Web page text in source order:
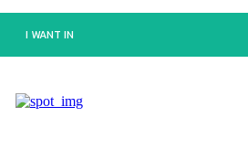
I WANT IN